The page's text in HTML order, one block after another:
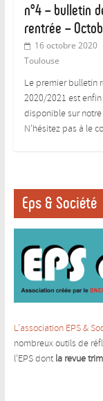
n°4 – bulletin
rentrée –
16 octobre 2020
Toulouse
Le premier bulletin
2020/2021 est enfin
disponible sur notre
N’hésitez pas à le
Eps & Société
L’association EPS &
nombreux outils de
l’EPS dont la revue